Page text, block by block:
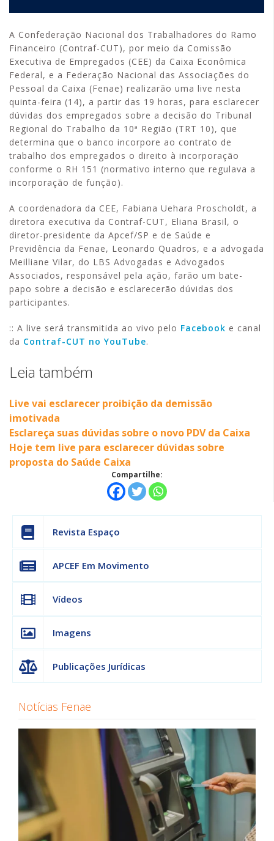
A Confederação Nacional dos Trabalhadores do Ramo
Financeiro (Contraf-CUT), por meio da Comissão
Executiva de Empregados (CEE) da Caixa Econômica
Federal, e a Federação Nacional das Associações do
Pessoal da Caixa (Fenae) realizarão uma live nesta
quinta-feira (14), a partir das 19 horas, para esclarecer
dúvidas dos empregados sobre a decisão do Tribunal
Regional do Trabalho da 10ª Região (TRT 10), que
determina que o banco incorpore ao contrato de
trabalho dos empregados o direito à incorporação
conforme o RH 151 (normativo interno que regulava a
incorporação de função).
A coordenadora da CEE, Fabiana Uehara Proscholdt, a
diretora executiva da Contraf-CUT, Eliana Brasil, o
diretor-presidente da Apcef/SP e de Saúde e
Previdência da Fenae, Leonardo Quadros, e a advogada
Meilliane Vilar, do LBS Advogadas e Advogados
Associados, responsável pela ação, farão um bate-
papo sobre a decisão e esclarecerão dúvidas dos
participantes.
:: A live será transmitida ao vivo pelo Facebook e canal
da Contraf-CUT no YouTube.
Leia também
Live vai esclarecer proibição da demissão
imotivada
Esclareça suas dúvidas sobre o novo PDV da Caixa
Hoje tem live para esclarecer dúvidas sobre
proposta do Saúde Caixa
Compartilhe:
Revista Espaço
APCEF Em Movimento
Vídeos
Imagens
Publicações Jurídicas
Notícias Fenae